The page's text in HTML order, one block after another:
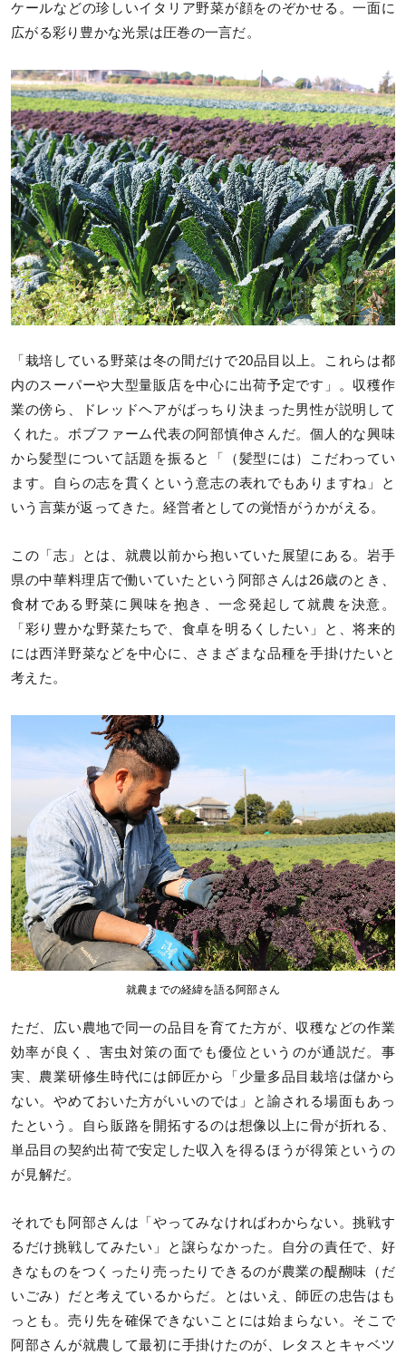
ケールなどの珍しいイタリア野菜が顔をのぞかせる。一面に
広がる彩り豊かな光景は圧巻の一言だ。
「栽培している野菜は冬の間だけで20品目以上。これらは都
内のスーパーや大型量販店を中心に出荷予定です」。収穫作
業の傍ら、ドレッドヘアがばっちり決まった男性が説明して
くれた。ボブファーム代表の阿部慎伸さんだ。個人的な興味
から髪型について話題を振ると「（髪型には）こだわってい
ます。自らの志を貫くという意志の表れでもありますね」と
いう言葉が返ってきた。経営者としての覚悟がうかがえる。
この「志」とは、就農以前から抱いていた展望にある。岩手
県の中華料理店で働いていたという阿部さんは26歳のとき、
食材である野菜に興味を抱き、一念発起して就農を決意。
「彩り豊かな野菜たちで、食卓を明るくしたい」と、将来的
には西洋野菜などを中心に、さまざまな品種を手掛けたいと
考えた。
就農までの経緯を語る阿部さん
ただ、広い農地で同一の品目を育てた方が、収穫などの作業
効率が良く、害虫対策の面でも優位というのが通説だ。事
実、農業研修生時代には師匠から「少量多品目栽培は儲から
ない。やめておいた方がいいのでは」と諭される場面もあっ
たという。自ら販路を開拓するのは想像以上に骨が折れる、
単品目の契約出荷で安定した収入を得るほうが得策というの
が見解だ。
それでも阿部さんは「やってみなければわからない。挑戦す
るだけ挑戦してみたい」と譲らなかった。自分の責任で、好
きなものをつくったり売ったりできるのが農業の醍醐味（だ
いごみ）だと考えているからだ。とはいえ、師匠の忠告はも
っとも。売り先を確保できないことには始まらない。そこで
阿部さんが就農して最初に手掛けたのが、レタスとキャベツ